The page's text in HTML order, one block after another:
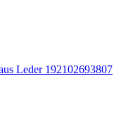
Leder 192102693807